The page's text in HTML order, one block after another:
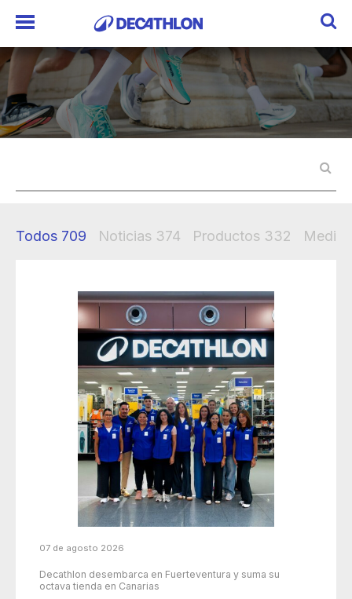
Todos 709 Noticias 374 Productos 332
07 de agosto 2026
Decathlon desembarca en Fuerteventura y suma su
octava tienda en Canarias